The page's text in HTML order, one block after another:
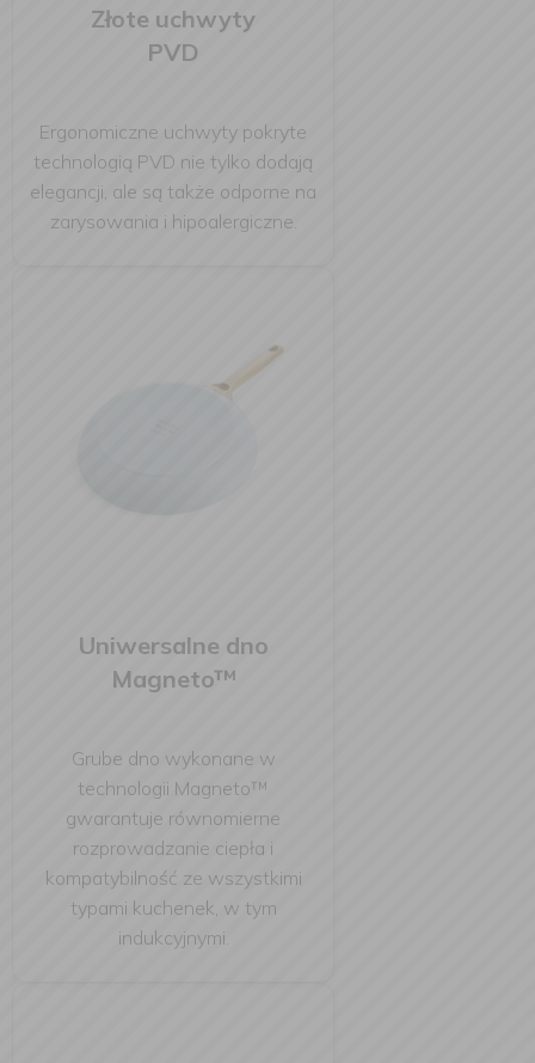
Złote uchwyty
PVD
Ergonomiczne uchwyty pokryte
technologią PVD nie tylko dodają
elegancji, ale są także odporne na
zarysowania i hipoalergiczne.
Uniwersalne dno
Magneto™
Grube dno wykonane w
technologii Magneto™
gwarantuje równomierne
rozprowadzanie ciepła i
kompatybilność ze wszystkimi
typami kuchenek, w tym
indukcyjnymi.